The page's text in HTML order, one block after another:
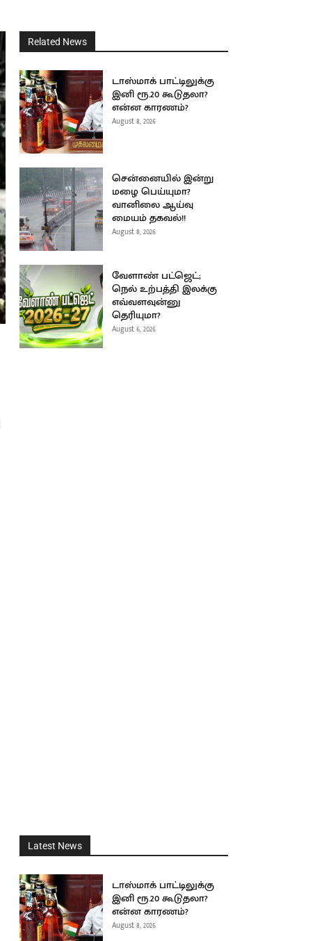
Related News
டாஸ்மாக் பாட்டிலுக்கு
இனி ரூ.20 கூடுதலா?
என்ன காரணம்?
August 8, 2026
சென்னையில் இன்று
மழை பெய்யுமா?
வானிலை ஆய்வு
மையம் தகவல்!!
August 8, 2026
வேளாண் பட்ஜெட்;
நெல் உற்பத்தி இலக்கு
எவ்வளவுன்னு
தெரியுமா?
August 6, 2026
Latest News
டாஸ்மாக் பாட்டிலுக்கு
இனி ரூ.20 கூடுதலா?
என்ன காரணம்?
August 8, 2026